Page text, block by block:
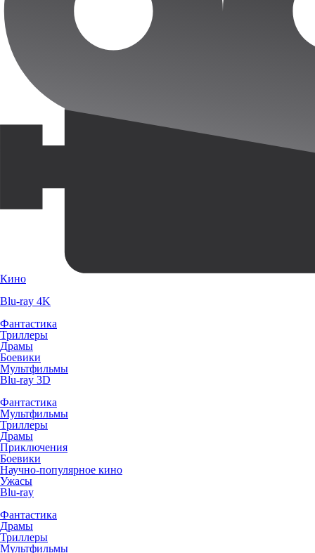
Кино
Blu-ray 4K
Фантастика
Триллеры
Драмы
Боевики
Мультфильмы
Blu-ray 3D
Фантастика
Мультфильмы
Триллеры
Драмы
Приключения
Боевики
Научно-популярное кино
Ужасы
Blu-ray
Фантастика
Драмы
Триллеры
Мультфильмы